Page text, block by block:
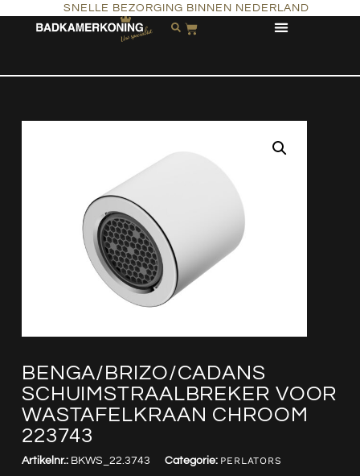
SNELLE BEZORGING BINNEN NEDERLAND
BENGA/BRIZO/CADANS
SCHUIMSTRAALBREKER VOOR
WASTAFELKRAAN CHROOM
223743
Artikelnr.: BKWS_22.3743 Categorie: PERLATORS